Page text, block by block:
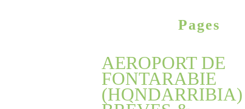
Pages
AEROPORT DE
FONTARABIE
(HONDARRIBIA)